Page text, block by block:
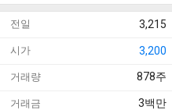
전일 3,215
시가 3,200
거래량 878주
거래금 3백만